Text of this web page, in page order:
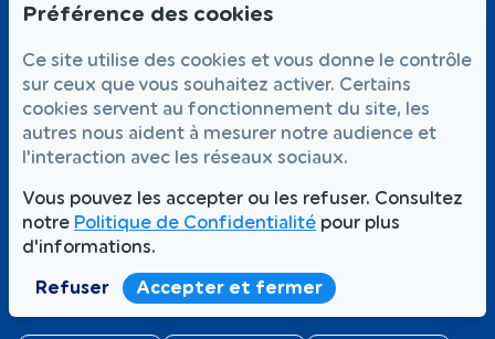
NOS SERVICES
Traitement punaises de lit
Désinsectisation
L'ENTREPRISE
Qui sommes-nous
FAQ
Préférence des cookies
Ce site utilise des cookies et vous donne le contrôle
sur ceux que vous souhaitez activer. Certains
cookies servent au fonctionnement du site, les
autres nous aident à mesurer notre audience et
l'interaction avec les réseaux sociaux.
Vous pouvez les accepter ou les refuser. Consultez
notre Politique de Confidentialité pour plus
d'informations.
Refuser Accepter et fermer